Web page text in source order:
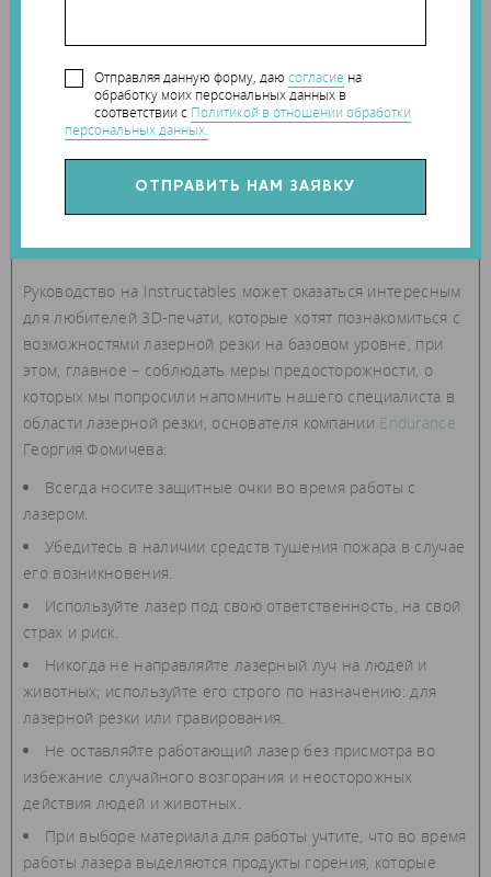
Отправляя данную форму, даюсогласие на
обработку моих персональных данных в
соответствии с Политикой в отношении обработки
персональных данных.
Руководство на Instructables может оказаться интересным
для любителей 3D-печати, которые хотят познакомиться с
возможностями лазерной резки на базовом уровне, при
этом, главное – соблюдать меры предосторожности, о
которых мы попросили напомнить нашего специалиста в
области лазерной резки, основателя компании Endurance
Георгия Фомичева:
Всегда носите защитные очки во время работы с
лазером.
Убедитесь в наличии средств тушения пожара в случае
его возникновения.
Используйте лазер под свою ответственность, на свой
страх и риск.
Никогда не направляйте лазерный луч на людей и
животных; используйте его строго по назначению: для
лазерной резки или гравирования.
Не оставляйте работающий лазер без присмотра во
избежание случайного возгорания и неосторожных
действия людей и животных.
При выборе материала для работы учтите, что во время
работы лазера выделяются продукты горения, которые